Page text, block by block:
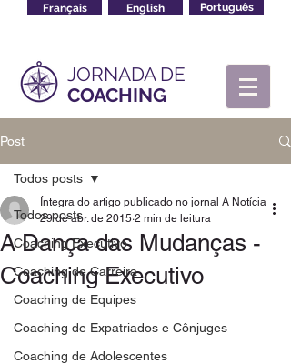
Français English Português
JORNADA DE
COACHING
Post
Todos posts
Coaching Executivo
Coaching de Carreira
Coaching de Equipes
Coaching de Expatriados e Cônjuges
Coaching de Adolescentes
Todos posts
A Dança das Mudanças -
Coaching Executivo
Íntegra do artigo publicado no jornal A Notícia
29 de abr. de 2015 2 min de leitura